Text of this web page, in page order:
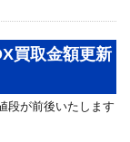
買取金額更新
段が前後いたします